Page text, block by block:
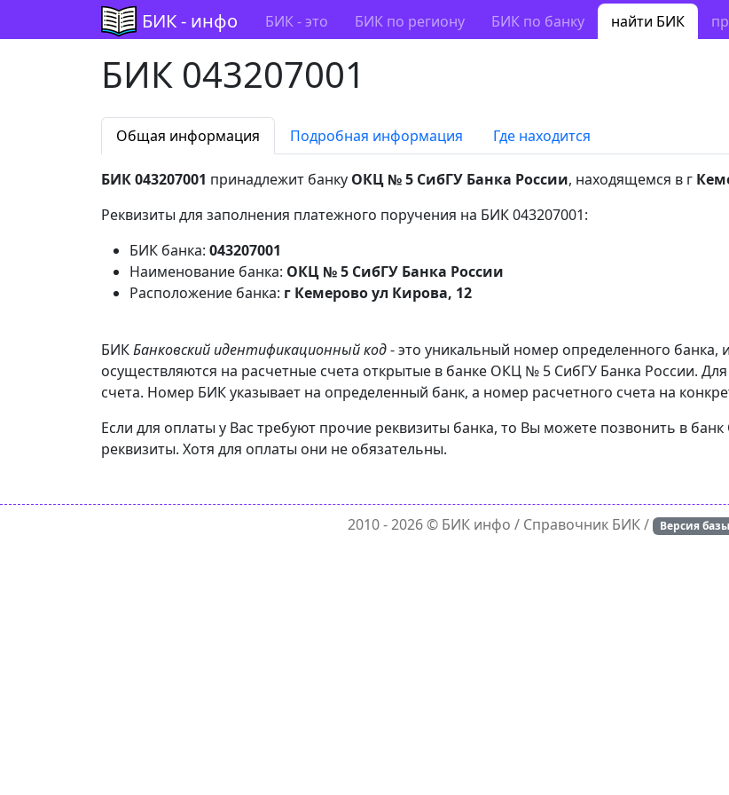
БИК - инфо БИК - это БИК по региону БИК по банку найти БИК
БИК 043207001
Общая информация Подробная информация Где находится
БИК 043207001 принадлежит банку ОКЦ № 5 СибГУ Банка России, находящемся в г
Реквизиты для заполнения платежного поручения на БИК 043207001:
БИК банка: 043207001
Наименование банка: ОКЦ № 5 СибГУ Банка России
Расположение банка: г Кемерово ул Кирова, 12
БИКБанковский идентификационный код- это уникальный номер определенного банка,
осуществляются на расчетные счета открытые в банке ОКЦ № 5 СибГУ Банка России.
счета. Номер БИК указывает на определенный банк, а номер расчетного счета на
Если для оплаты у Вас требуют прочие реквизиты банка, то Вы можете позвонить в
реквизиты. Хотя для оплаты они не обязательны.
2010 - 2026 © БИК инфо / Справочник БИК / Версия